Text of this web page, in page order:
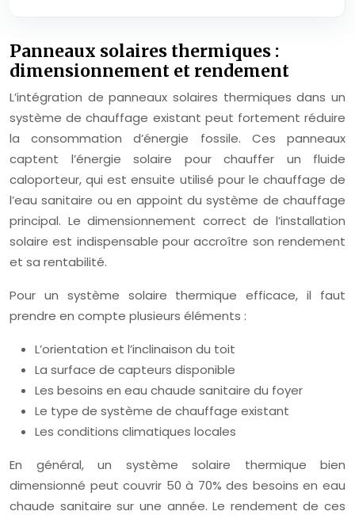
Panneaux solaires thermiques :
dimensionnement et rendement
L’intégration de panneaux solaires thermiques dans un
système de chauffage existant peut fortement réduire
la consommation d’énergie fossile. Ces panneaux
captent l’énergie solaire pour chauffer un fluide
caloporteur, qui est ensuite utilisé pour le chauffage de
l’eau sanitaire ou en appoint du système de chauffage
principal. Le dimensionnement correct de l’installation
solaire est indispensable pour accroître son rendement
et sa rentabilité.
Pour un système solaire thermique efficace, il faut
prendre en compte plusieurs éléments :
L’orientation et l’inclinaison du toit
La surface de capteurs disponible
Les besoins en eau chaude sanitaire du foyer
Le type de système de chauffage existant
Les conditions climatiques locales
En général, un système solaire thermique bien
dimensionné peut couvrir 50 à 70% des besoins en eau
chaude sanitaire sur une année. Le rendement de ces